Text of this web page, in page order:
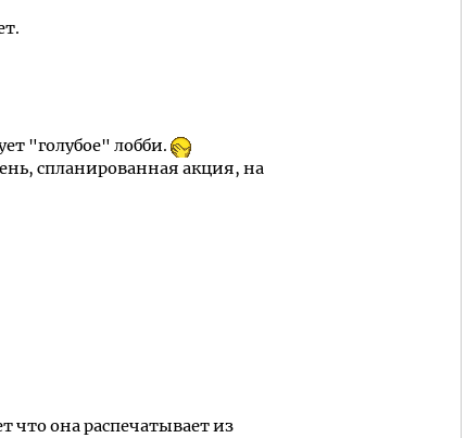
"голубое" лобби.
спланированная акция, на
что она распечатывает из